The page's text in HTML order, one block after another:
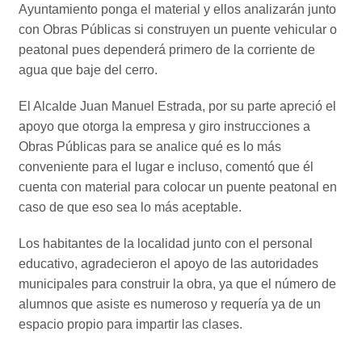
Ayuntamiento ponga el material y ellos analizarán junto
con Obras Públicas si construyen un puente vehicular o
peatonal pues dependerá primero de la corriente de
agua que baje del cerro.
El Alcalde Juan Manuel Estrada, por su parte apreció el
apoyo que otorga la empresa y giro instrucciones a
Obras Públicas para se analice qué es lo más
conveniente para el lugar e incluso, comentó que él
cuenta con material para colocar un puente peatonal en
caso de que eso sea lo más aceptable.
Los habitantes de la localidad junto con el personal
educativo, agradecieron el apoyo de las autoridades
municipales para construir la obra, ya que el número de
alumnos que asiste es numeroso y requería ya de un
espacio propio para impartir las clases.